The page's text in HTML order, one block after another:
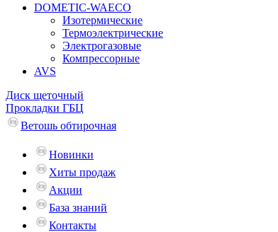
DOMETIC-WAECO
Изотермические
Термоэлектрические
Электрогазовые
Компрессорные
AVS
Диск щеточный
Прокладки ГБЦ
Ветошь обтирочная
Новинки
Хиты продаж
Акции
База знаний
Контакты